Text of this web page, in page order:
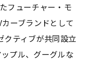
フューチャー・モ
ーブランドとして
クティブが共同設立
プル、グーグルな